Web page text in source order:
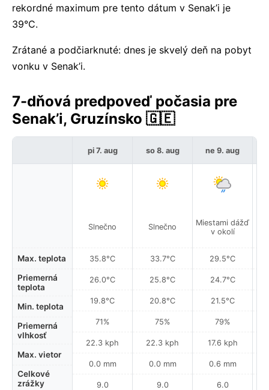
rekordné maximum pre tento dátum v Senak’i je
39°C.
Zrátané a podčiarknuté: dnes je skvelý deň na pobyt
vonku v Senak’i.
7-dňová predpoveď počasia pre
Senak’i, Gruzínsko 🇬🇪
Max. teplota
Priemerná
teplota
Min. teplota
Priemerná
vlhkosť
Max. vietor
Celkové
zrážky
pi 7. aug
Slnečno
35.8°C
26.0°C
19.8°C
71%
22.3 kph
0.0 mm
9.0
so 8. aug
Slnečno
33.7°C
25.8°C
20.8°C
75%
22.3 kph
0.0 mm
9.0
ne 9. aug
Miestami dážď
v okolí
29.5°C
24.7°C
21.5°C
79%
17.6 kph
0.6 mm
6.0